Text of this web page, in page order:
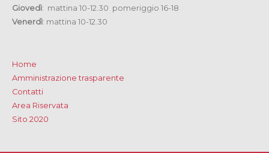
Giovedì: mattina 10-12.30 pomeriggio 16-18
Venerdì: mattina 10-12.30
Home
Amministrazione trasparente
Contatti
Area Riservata
Sito 2020